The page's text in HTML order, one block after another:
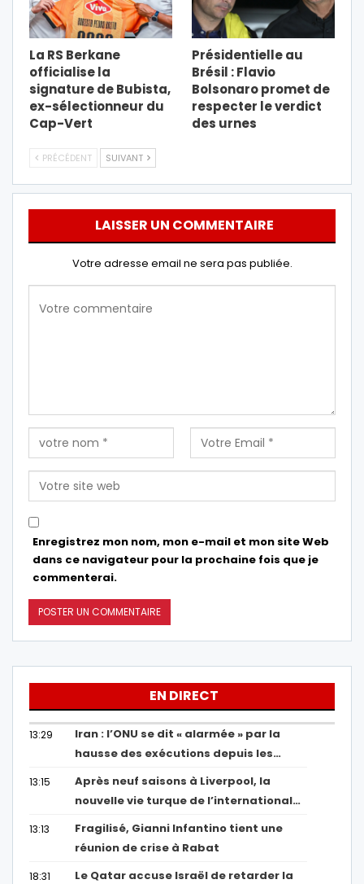
La RS Berkane
officialise la
signature de Bubista,
ex-sélectionneur du
Cap-Vert
Présidentielle au
Brésil : Flavio
Bolsonaro promet de
respecter le verdict
des urnes
PRÉCÉDENT SUIVANT
LAISSER UN COMMENTAIRE
Votre adresse email ne sera pas publiée.
Enregistrez mon nom, mon e-mail et mon site Web
dans ce navigateur pour la prochaine fois que je
commenterai.
EN DIRECT
13:29
Iran : l’ONU se dit « alarmée » par la
hausse des exécutions depuis les…
13:15
Après neuf saisons à Liverpool, la
nouvelle vie turque de l’international…
13:13
Fragilisé, Gianni Infantino tient une
réunion de crise à Rabat
18:31
Le Qatar accuse Israël de retarder la